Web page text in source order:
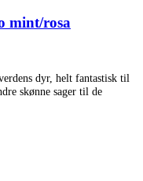
mint/rosa
dyr, helt fantastisk til
skønne sager til de